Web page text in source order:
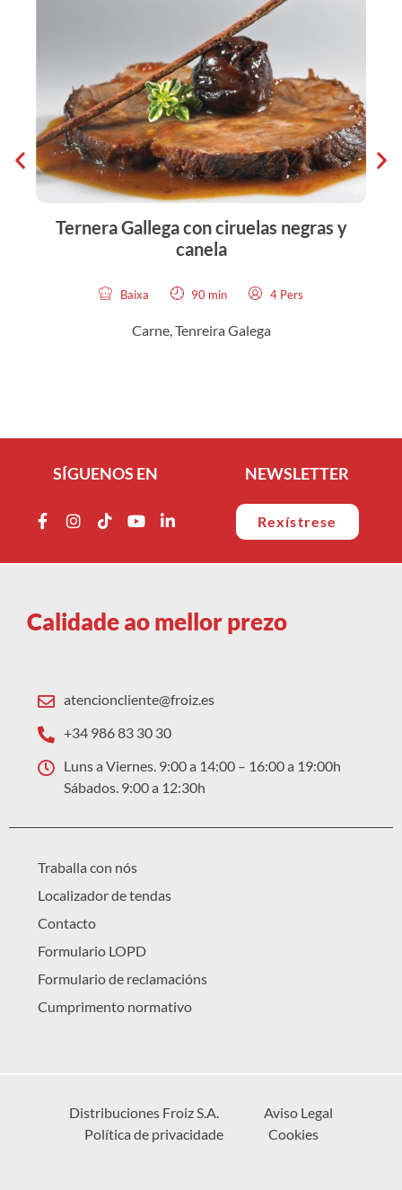
Ternera Gallega con ciruelas negras y
canela
Baixa 90 min 4 Pers
Carne, Tenreira Galega
SÍGUENOS EN NEWSLETTER
Rexístrese
Calidade ao mellor prezo
atencioncliente@froiz.es
+34 986 83 30 30
Luns a Viernes. 9:00 a 14:00 – 16:00 a 19:00h
Sábados. 9:00 a 12:30h
Traballa con nós
Localizador de tendas
Contacto
Formulario LOPD
Formulario de reclamacións
Cumprimento normativo
Distribuciones Froiz S.A.
Aviso Legal
Política de privacidade
Cookies